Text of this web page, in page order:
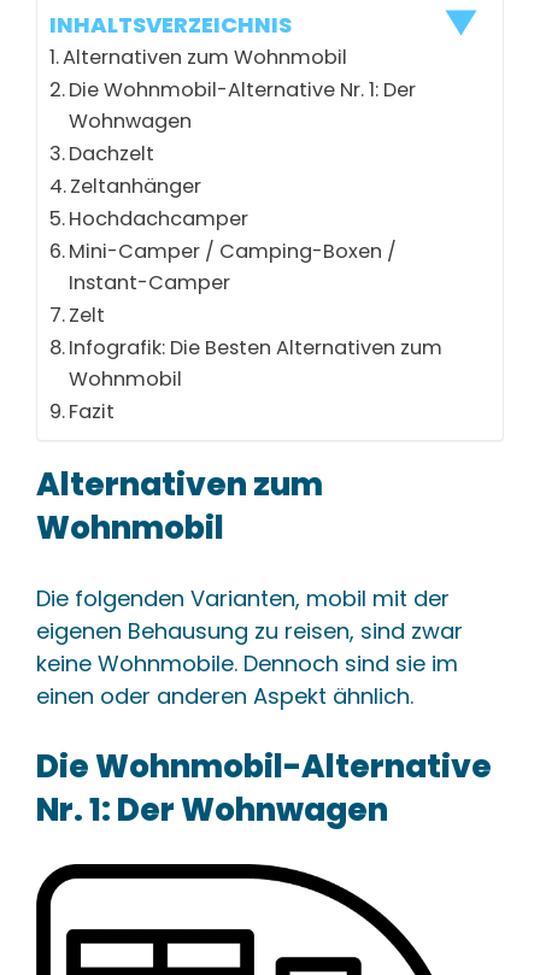
INHALTSVERZEICHNIS
Alternativen zum Wohnmobil
Die Wohnmobil-Alternative Nr. 1: Der
Wohnwagen
Dachzelt
Zeltanhänger
Hochdachcamper
Mini-Camper / Camping-Boxen /
Instant-Camper
Zelt
Infografik: Die Besten Alternativen zum
Wohnmobil
Fazit
Alternativen zum
Wohnmobil
Die folgenden Varianten, mobil mit der
eigenen Behausung zu reisen, sind zwar
keine Wohnmobile. Dennoch sind sie im
einen oder anderen Aspekt ähnlich.
Die Wohnmobil-Alternative
Nr. 1: Der Wohnwagen